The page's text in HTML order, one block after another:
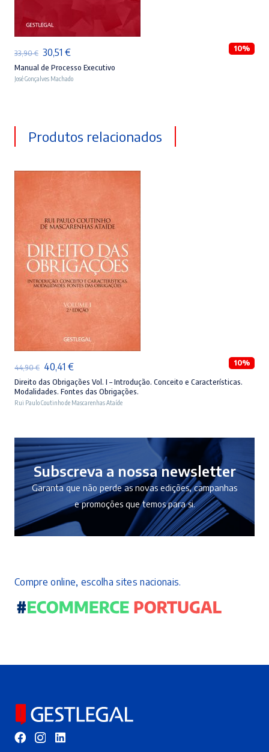
33,90€ O
preço
original
30,51 €O
preço
atual
10%
Manual de Processo Executivo
José Gonçalves Machado
Produtos relacionados
44,90€ O
preço
original
40,41 €O
preço
atual
10%
Direito das Obrigações Vol. I – Introdução. Conceito e Características.
Modalidades. Fontes das Obrigações.
Rui Paulo Coutinho de Mascarenhas Ataíde
Subscreva a nossa newsletter
Garanta que não perde as novas edições, campanhas
e promoções que temos para si.
Compre online, escolha sites nacionais.